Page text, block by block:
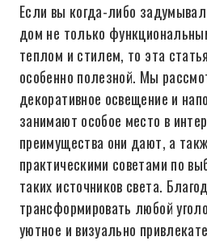
Если вы когда-либо
дом не только
теплом и стилем, то эта
особенно полезной. Мы
декоративное освещение и
занимают особое место в
преимущества они дают, а
практическими советами по
таких источников света.
трансформировать любой
уютное и визуально